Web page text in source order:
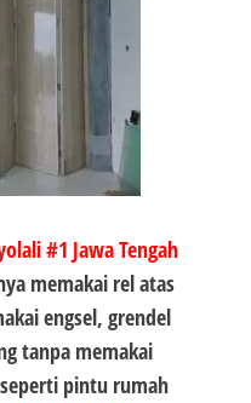
#1 Jawa Tengah
memakai rel atas
engsel, grendel
tanpa memakai
pintu rumah